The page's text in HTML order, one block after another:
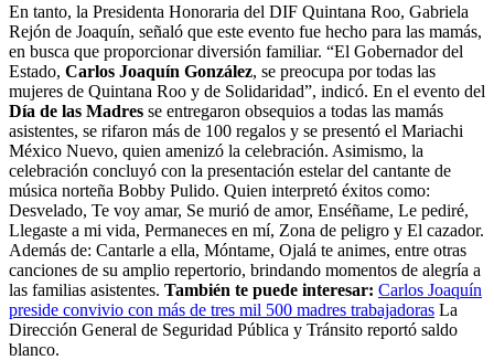
En tanto, la Presidenta Honoraria del DIF Quintana Roo, Gabriela
Rejón de Joaquín, señaló que este evento fue hecho para las mamás,
en busca que proporcionar diversión familiar. “El Gobernador del
Estado, Carlos Joaquín González, se preocupa por todas las
mujeres de Quintana Roo y de Solidaridad”, indicó. En el evento del
Día de las Madres se entregaron obsequios a todas las mamás
asistentes, se rifaron más de 100 regalos y se presentó el Mariachi
México Nuevo, quien amenizó la celebración. Asimismo, la
celebración concluyó con la presentación estelar del cantante de
música norteña Bobby Pulido. Quien interpretó éxitos como:
Desvelado, Te voy amar, Se murió de amor, Enséñame, Le pediré,
Llegaste a mi vida, Permaneces en mí, Zona de peligro y El cazador.
Además de: Cantarle a ella, Móntame, Ojalá te animes, entre otras
canciones de su amplio repertorio, brindando momentos de alegría a
las familias asistentes. También te puede interesar: Carlos Joaquín
preside convivio con más de tres mil 500 madres trabajadoras La
Dirección General de Seguridad Pública y Tránsito reportó saldo
blanco.